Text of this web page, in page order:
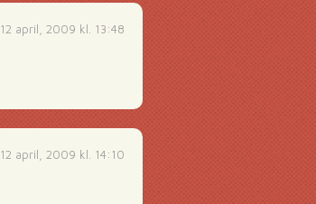
12 april, 2009 kl. 13:48
12 april, 2009 kl. 14:10